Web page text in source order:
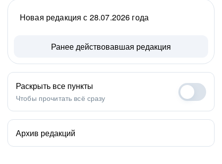
Новая редакция с 28.07.2026 года
Ранее действовавшая редакция
Раскрыть все пункты
Чтобы прочитать всё сразу
Архив редакций